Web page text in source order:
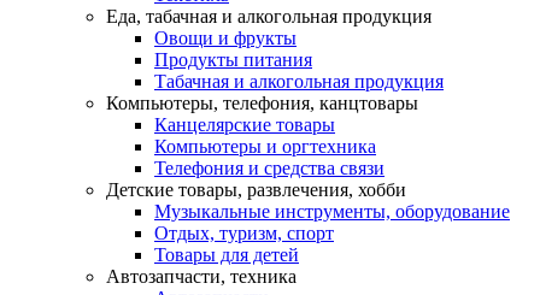
Еда, табачная и алкогольная продукция
Овощи и фрукты
Продукты питания
Табачная и алкогольная продукция
Компьютеры, телефония, канцтовары
Канцелярские товары
Компьютеры и оргтехника
Телефония и средства связи
Детские товары, развлечения, хобби
Музыкальные инструменты, оборудование
Отдых, туризм, спорт
Товары для детей
Автозапчасти, техника